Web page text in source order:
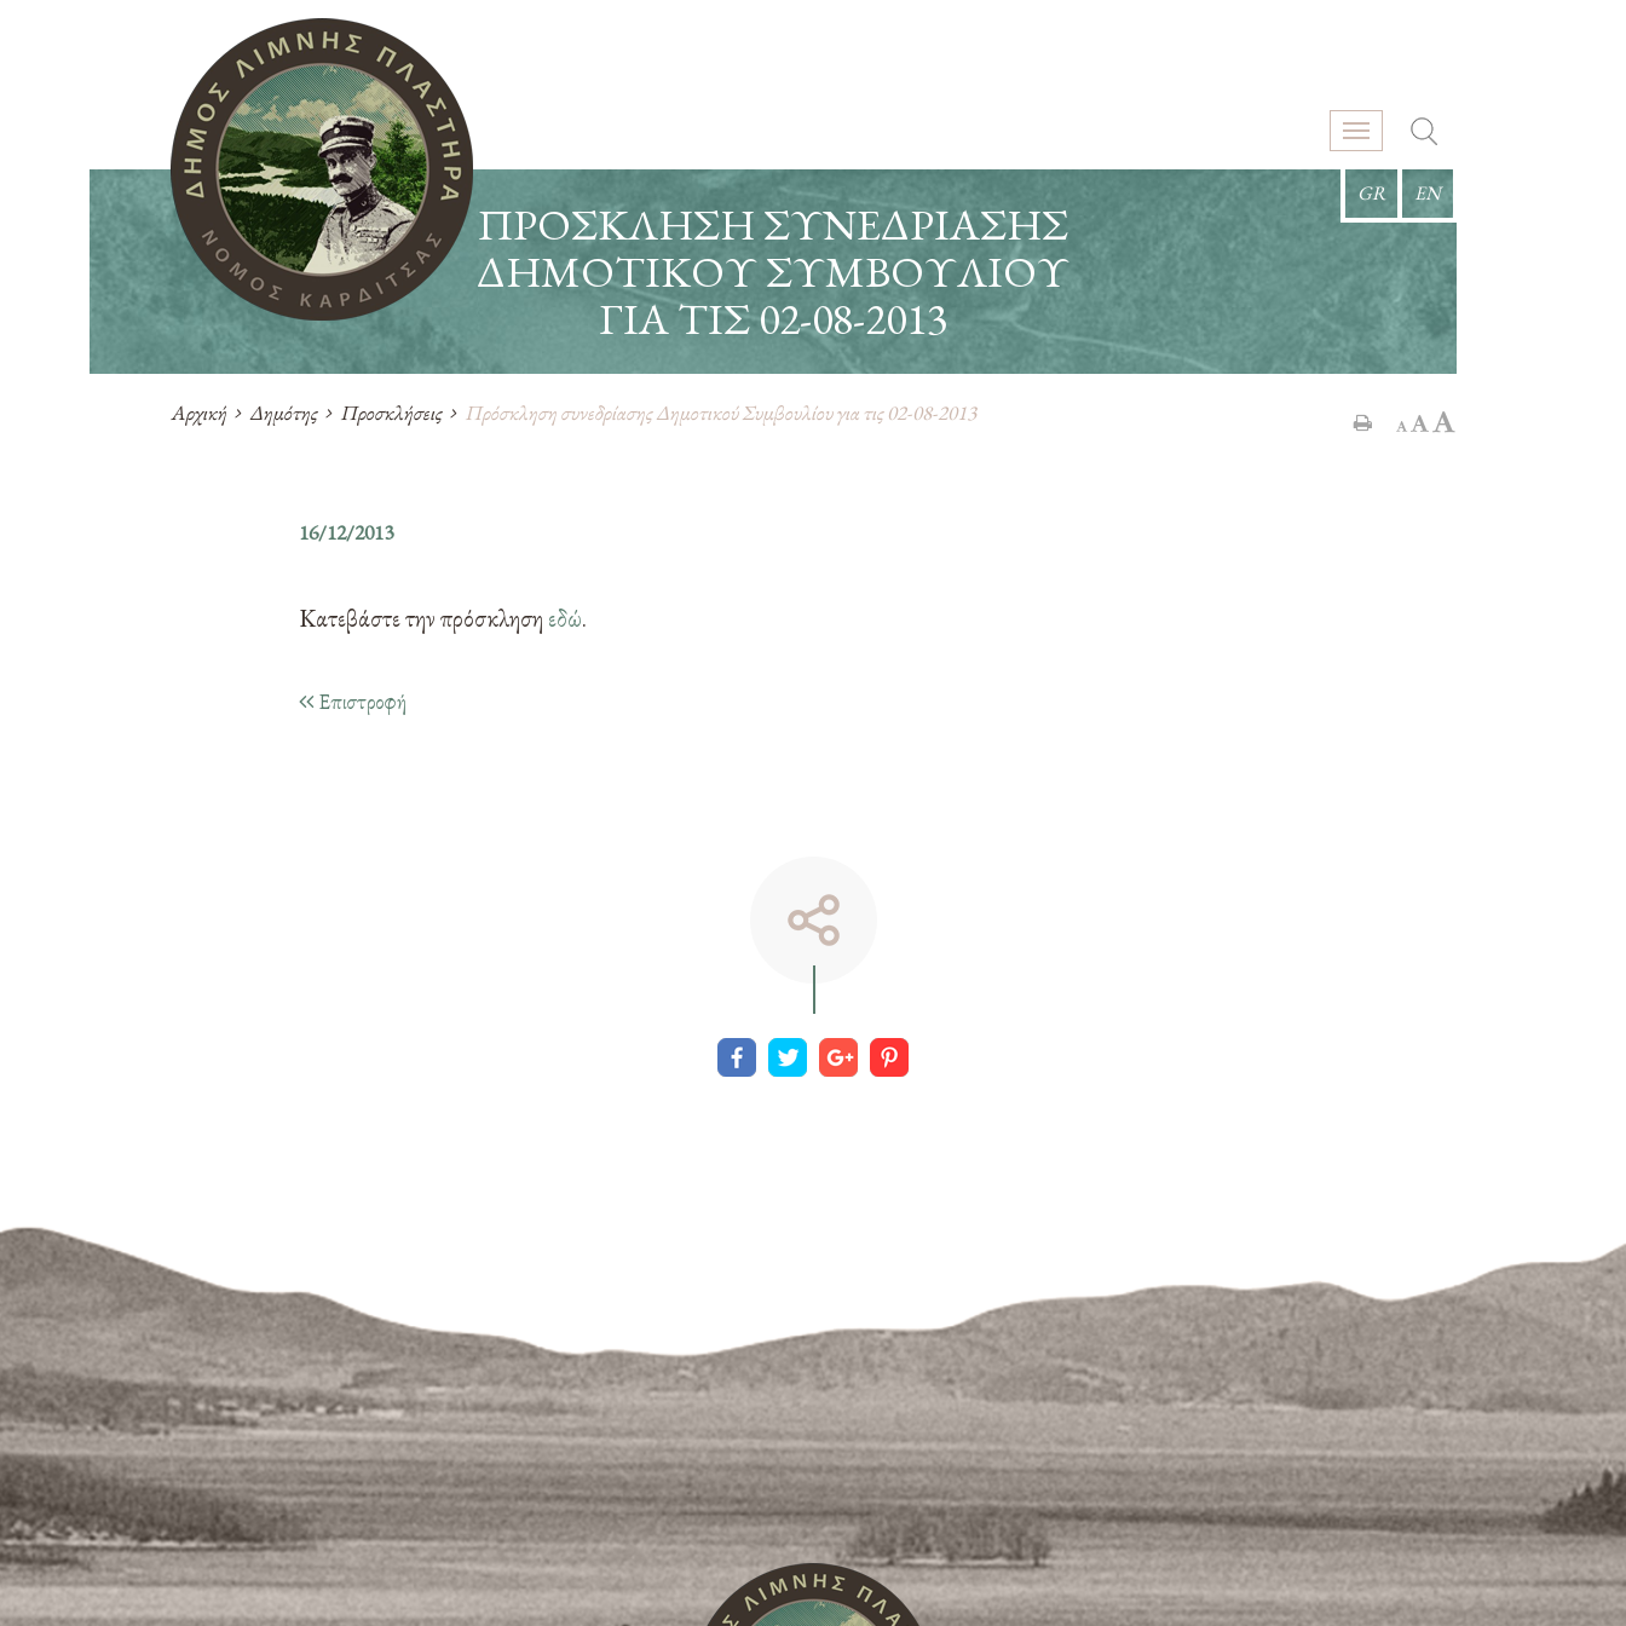
GR EN
ΠΡΌΣΚΛΗΣΗ ΣΥΝΕΔΡΊΑΣΗΣ
ΔΗΜΟΤΙΚΟΎ ΣΥΜΒΟΥΛΊΟΥ
ΓΙΑ ΤΙΣ 02-08-2013
Αρχική Δημότης Προσκλήσεις Πρόσκληση συνεδρίασης Δημοτικού Συμβουλίου για τις 02-08-2013
16/12/2013
Κατεβάστε την πρόσκληση εδώ.
Επιστροφή